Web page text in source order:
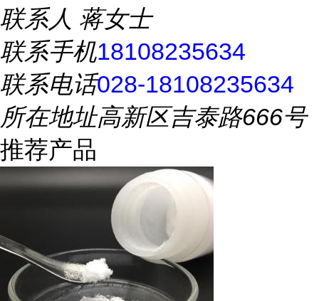
联系人 蒋女士
联系手机18108235634
联系电话028-18108235634
所在地址高新区吉泰路666号
推荐产品